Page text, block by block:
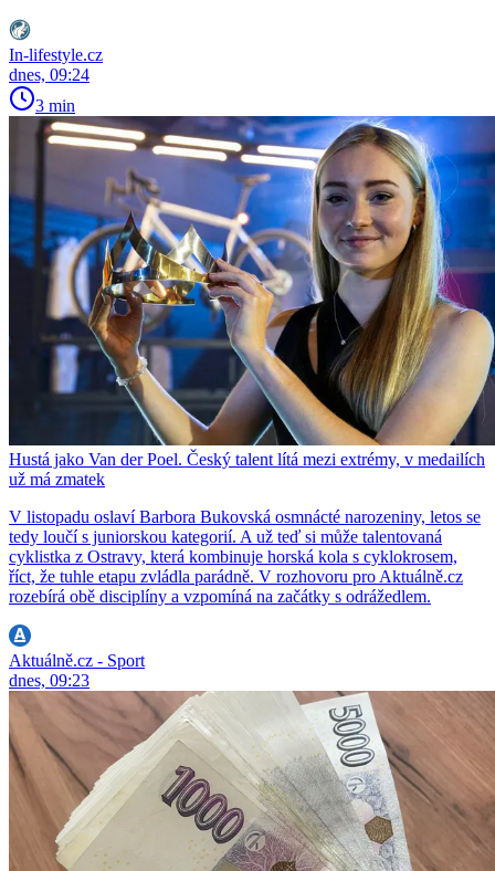
In-lifestyle.cz
dnes, 09:24
3 min
Hustá jako Van der Poel. Český talent lítá mezi extrémy, v medailích
už má zmatek
V listopadu oslaví Barbora Bukovská osmnácté narozeniny, letos se
tedy loučí s juniorskou kategorií. A už teď si může talentovaná
cyklistka z Ostravy, která kombinuje horská kola s cyklokrosem,
říct, že tuhle etapu zvládla parádně. V rozhovoru pro Aktuálně.cz
rozebírá obě disciplíny a vzpomíná na začátky s odrážedlem.
Aktuálně.cz - Sport
dnes, 09:23